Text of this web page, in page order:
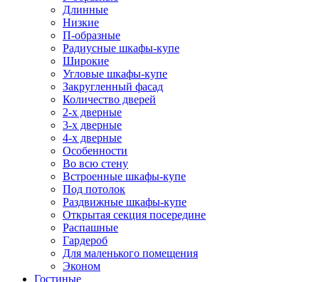
Длинные
Низкие
П-образные
Радиусные шкафы-купе
Широкие
Угловые шкафы-купе
Закругленный фасад
Количество дверей
2-х дверные
3-х дверные
4-х дверные
Особенности
Во всю стену
Встроенные шкафы-купе
Под потолок
Раздвижные шкафы-купе
Открытая секция посередине
Распашные
Гардероб
Для маленького помещения
Эконом
Гостиные